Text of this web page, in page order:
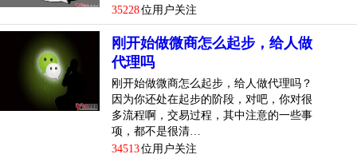
35228位用户关注
刚开始做微商怎么起步，给人做
代理吗
刚开始做微商怎么起步，给人做代理吗？
因为你还处在起步的阶段，对吧，你对很
多流程啊，交易过程，其中注意的一些事
项，都不是很清…
34513位用户关注